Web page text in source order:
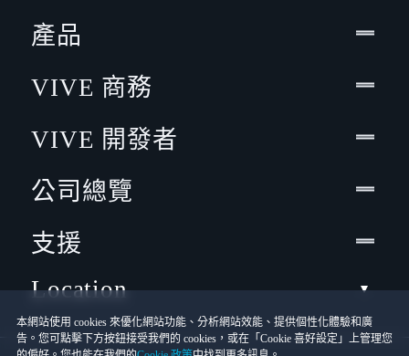
本網站使用 cookies 來優化網站功能、分析網站效能、提供個性化體驗和廣
告。您可點擊下方按鈕接受我們的 cookies，或在「Cookie 喜好設定」上管理您
產品
VIVE 商務
VIVE 開發者
公司總覽
支援
Location